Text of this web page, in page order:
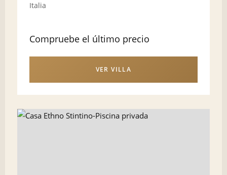
Italia
Compruebe el último precio
VER VILLA